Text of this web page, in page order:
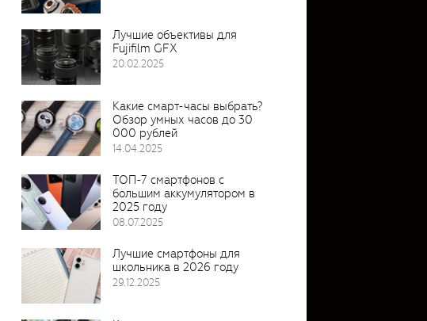
Лучшие объективы для
Fujifilm GFX
20.02.2025
Какие смарт-часы выбрать?
Обзор умных часов до 30
000 рублей
14.04.2025
ТОП-7 смартфонов с
большим аккумулятором в
2025 году
08.07.2025
Лучшие смартфоны для
школьника в 2026 году
29.12.2025